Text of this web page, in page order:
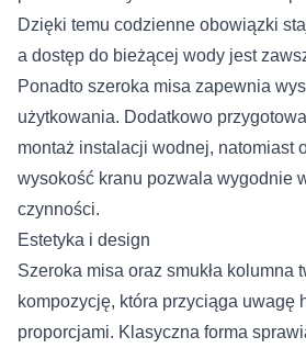
Dzięki temu codzienne obowiązki
a dostęp do bieżącej wody jest
Ponadto szeroka misa zapewnia
użytkowania. Dodatkowo
montaż instalacji wodnej, natomiast
wysokość kranu pozwala wygodnie
czynności.
Estetyka i design
Szeroka misa oraz smukła kolumna
kompozycję, która przyciąga uwagę
proporcjami. Klasyczna forma